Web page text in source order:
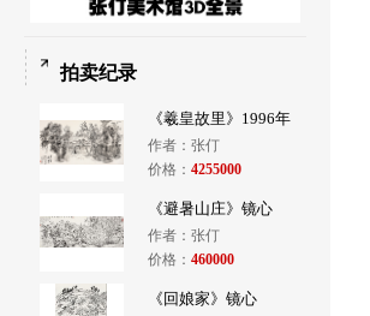
拍卖纪录
《羲皇故里》1996年
作者：张仃
价格： 4255000
《避暑山庄》镜心
作者：张仃
价格： 460000
《回娘家》镜心